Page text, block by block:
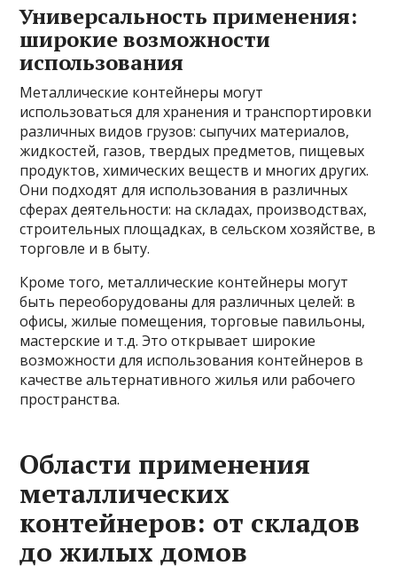
Универсальность применения:
широкие возможности
использования
Металлические контейнеры могут
использоваться для хранения и транспортировки
различных видов грузов: сыпучих материалов,
жидкостей, газов, твердых предметов, пищевых
продуктов, химических веществ и многих других.
Они подходят для использования в различных
сферах деятельности: на складах, производствах,
строительных площадках, в сельском хозяйстве, в
торговле и в быту.
Кроме того, металлические контейнеры могут
быть переоборудованы для различных целей: в
офисы, жилые помещения, торговые павильоны,
мастерские и т.д. Это открывает широкие
возможности для использования контейнеров в
качестве альтернативного жилья или рабочего
пространства.
Области применения
металлических
контейнеров: от складов
до жилых домов